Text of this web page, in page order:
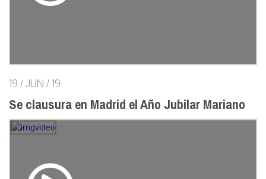
19 / JUN / 19
Se clausura en Madrid el Año Jubilar Mariano